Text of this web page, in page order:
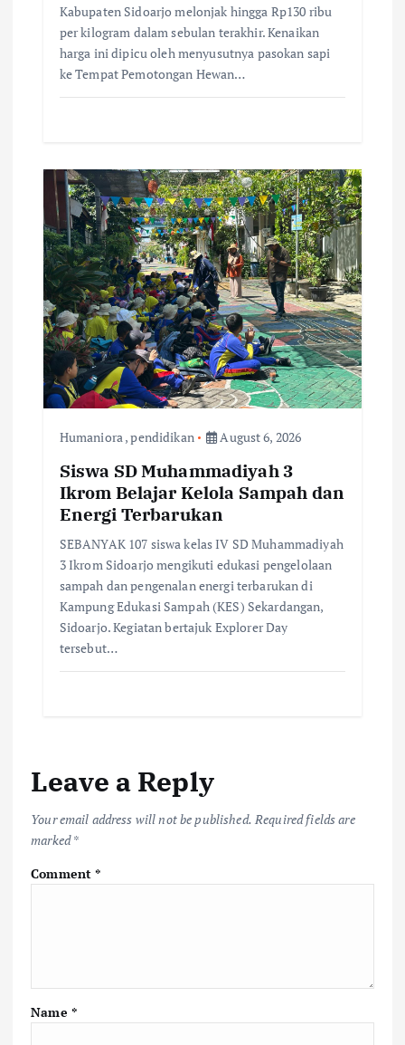
Kabupaten Sidoarjo melonjak hingga Rp130 ribu
per kilogram dalam sebulan terakhir. Kenaikan
harga ini dipicu oleh menyusutnya pasokan sapi
ke Tempat Pemotongan Hewan…
Humaniora ,pendidikan August 6, 2026
Siswa SD Muhammadiyah 3
Ikrom Belajar Kelola Sampah dan
Energi Terbarukan
SEBANYAK 107 siswa kelas IV SD Muhammadiyah
3 Ikrom Sidoarjo mengikuti edukasi pengelolaan
sampah dan pengenalan energi terbarukan di
Kampung Edukasi Sampah (KES) Sekardangan,
Sidoarjo. ​Kegiatan bertajuk Explorer Day
tersebut…
Leave a Reply
Your email address will not be published. Required fields are
marked*
Comment*
Name *